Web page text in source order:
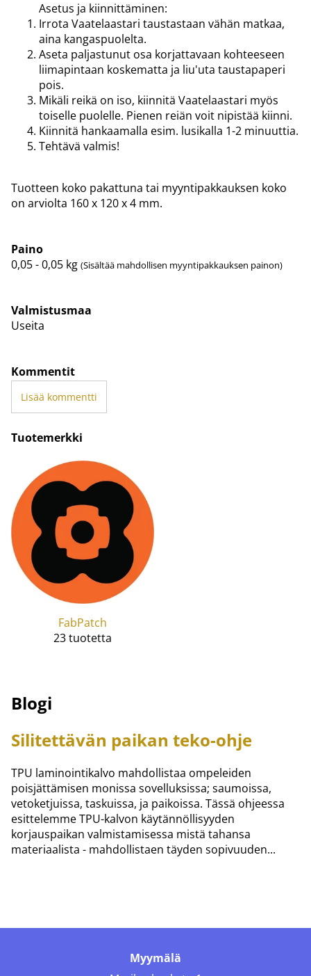
Asetus ja kiinnittäminen:
Irrota Vaatelaastari taustastaan vähän matkaa,
aina kangaspuolelta.
Aseta paljastunut osa korjattavaan kohteeseen
liimapintaan koskematta ja liu'uta taustapaperi
pois.
Mikäli reikä on iso, kiinnitä Vaatelaastari myös
toiselle puolelle. Pienen reiän voit nipistää kiinni.
Kiinnitä hankaamalla esim. lusikalla 1-2 minuuttia.
Tehtävä valmis!
Tuotteen koko pakattuna tai myyntipakkauksen koko
on arviolta 160 x 120 x 4 mm.
Paino
0,05 - 0,05 kg (Sisältää mahdollisen myyntipakkauksen painon)
Valmistusmaa
Useita
Kommentit
Lisää kommentti
Tuotemerkki
FabPatch
23 tuotetta
Blogi
Silitettävän paikan teko-ohje
TPU laminointikalvo mahdollistaa ompeleiden
poisjättämisen monissa sovelluksissa; saumoissa,
vetoketjuissa, taskuissa, ja paikoissa. Tässä ohjeessa
esittelemme TPU-kalvon käytännöllisyyden
korjauspaikan valmistamisessa mistä tahansa
materiaalista - mahdollistaen täyden sopivuuden...
Myymälä